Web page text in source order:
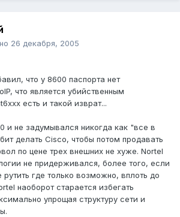
26 декабря, 2005
что у 8600 паспорта нет
что является убийственным
есть и такой изврат...
и не задумывался никогда как "все в
делать Cisco, чтобы потом продавать
по цене трех внешних не хуже. Nortel
не придерживался, более того, если
где только возможно, вплоть до
наоборот старается избегать
упрощая структуру сети и